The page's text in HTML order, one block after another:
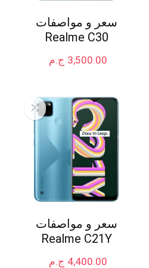
سعر و مواصفات
Realme C30
ج.م 3,500.00
سعر و مواصفات
Realme C21Y
ج.م 4,400.00